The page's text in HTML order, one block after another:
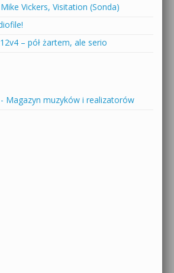
Vickers, Visitation (Sonda)
– pół żartem, ale serio
Magazyn muzyków i realizatorów